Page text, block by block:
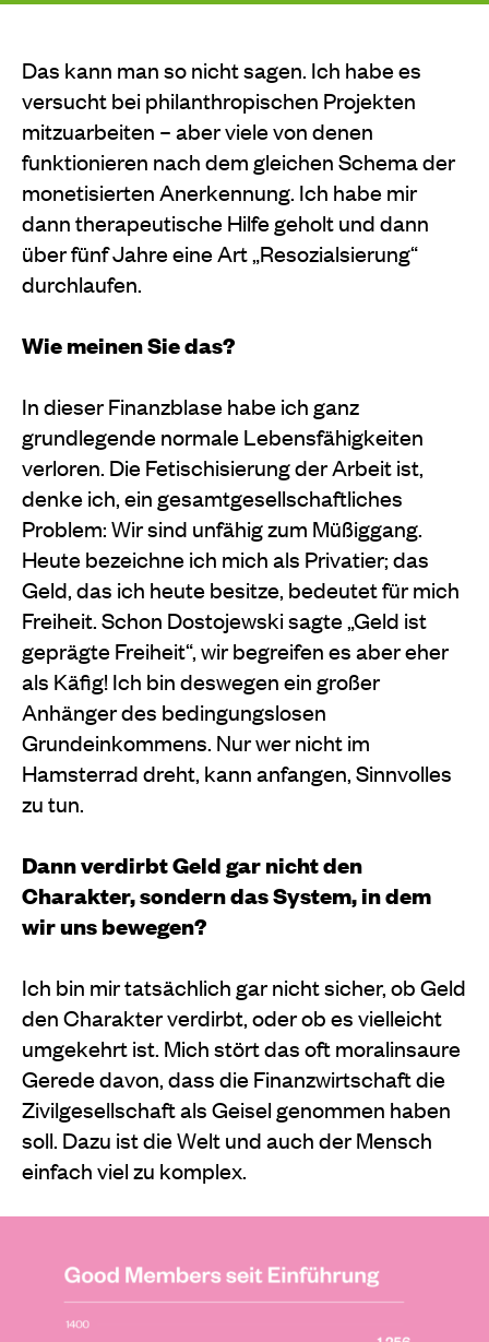
Das kann man so nicht sagen. Ich habe es
versucht bei philanthropischen Projekten
mitzuarbeiten – aber viele von denen
funktionieren nach dem gleichen Schema der
monetisierten Anerkennung. Ich habe mir
dann therapeutische Hilfe geholt und dann
über fünf Jahre eine Art „Resozialsierung“
durchlaufen.
Wie meinen Sie das?
In dieser Finanzblase habe ich ganz
grundlegende normale Lebensfähigkeiten
verloren. Die Fetischisierung der Arbeit ist,
denke ich, ein gesamtgesellschaftliches
Problem: Wir sind unfähig zum Müßiggang.
Heute bezeichne ich mich als Privatier; das
Geld, das ich heute besitze, bedeutet für mich
Freiheit. Schon Dostojewski sagte „Geld ist
geprägte Freiheit“, wir begreifen es aber eher
als Käfig! Ich bin deswegen ein großer
Anhänger des bedingungslosen
Grundeinkommens. Nur wer nicht im
Hamsterrad dreht, kann anfangen, Sinnvolles
zu tun.
Dann verdirbt Geld gar nicht den
Charakter, sondern das System, in dem
wir uns bewegen?
Ich bin mir tatsächlich gar nicht sicher, ob Geld
den Charakter verdirbt, oder ob es vielleicht
umgekehrt ist. Mich stört das oft moralinsaure
Gerede davon, dass die Finanzwirtschaft die
Zivilgesellschaft als Geisel genommen haben
soll. Dazu ist die Welt und auch der Mensch
einfach viel zu komplex.